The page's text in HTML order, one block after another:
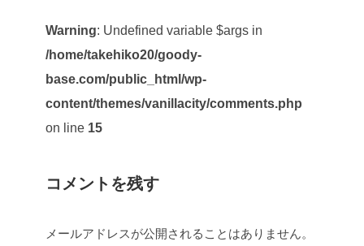
Warning: Undefined variable $args in
/home/takehiko20/goody-
base.com/public_html/wp-
content/themes/vanillacity/comments.php
on line 15
コメントを残す
メールアドレスが公開されることはありません。